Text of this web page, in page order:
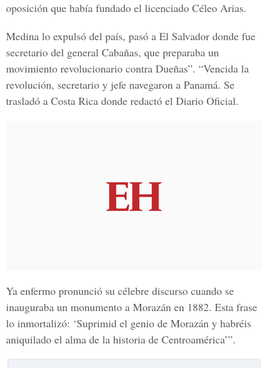
oposición que había fundado el licenciado Céleo Arias.
Medina lo expulsó del país, pasó a El Salvador donde fue
secretario del general Cabañas, que preparaba un
movimiento revolucionario contra Dueñas”. “Vencida la
revolución, secretario y jefe navegaron a Panamá. Se
trasladó a Costa Rica donde redactó el Diario Oficial.
Ya enfermo pronunció su célebre discurso cuando se
inauguraba un monumento a Morazán en 1882. Esta frase
lo inmortalizó: ‘Suprimid el genio de Morazán y habréis
aniquilado el alma de la historia de Centroamérica’”.